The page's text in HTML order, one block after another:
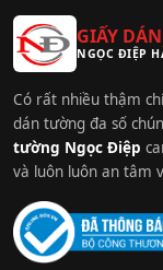
GIẤY
NGỌC ĐIỆP
Có rất nhiều thậm
dán tường đa số
tường Ngọc Điệp
và luôn luôn an tâm